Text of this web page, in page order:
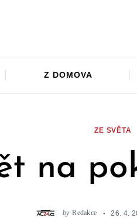
Z DOMOVA
ZE SVĚTA
na
by Redakce 26. 4.